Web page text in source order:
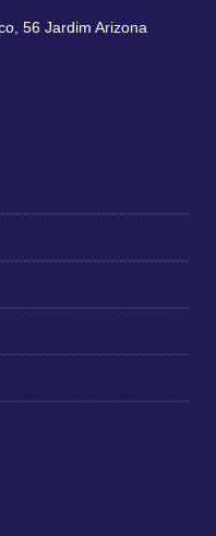
56 Jardim Arizona